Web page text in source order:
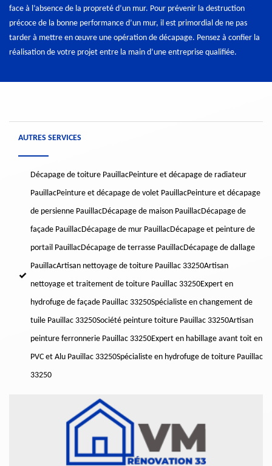
face à l’absence de la propreté d’un mur. Pour prévenir la destruction
précoce de la bonne performance d’un mur, il est primordial de ne pas
tarder à mettre en œuvre une opération de décapage. Pensez à confier la
réalisation de votre projet entre la main d’une entreprise qualifiée.
AUTRES SERVICES
Décapage de toiture PauillacPeinture et décapage de radiateur
PauillacPeinture et décapage de volet PauillacPeinture et décapage
de persienne PauillacDécapage de maison PauillacDécapage de
façade PauillacDécapage de mur PauillacDécapage et peinture de
portail PauillacDécapage de terrasse PauillacDécapage de dallage
PauillacArtisan nettoyage de toiture Pauillac 33250Artisan
nettoyage et traitement de toiture Pauillac 33250Expert en
hydrofuge de façade Pauillac 33250Spécialiste en changement de
tuile Pauillac 33250Société peinture toiture Pauillac 33250Artisan
peinture ferronnerie Pauillac 33250Expert en habillage avant toit en
PVC et Alu Pauillac 33250Spécialiste en hydrofuge de toiture Pauillac
33250